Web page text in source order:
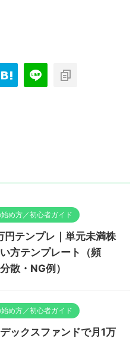
め方／初心者ガイド
円テンプレ｜単元未満株
方テンプレート（頻
散・NG例）
め方／初心者ガイド
ックスファンドで月1万